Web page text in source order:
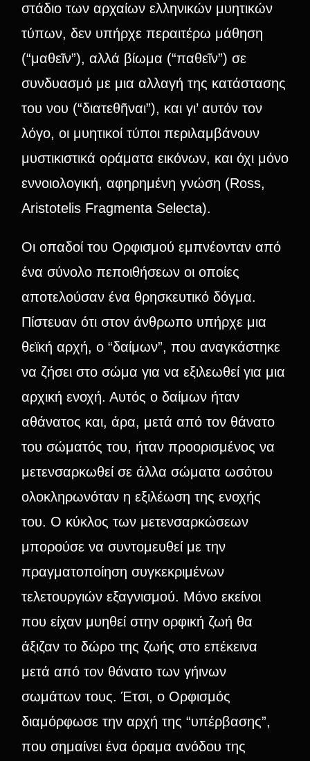
στάδιο των αρχαίων ελληνικών μυητικών
τύπων, δεν υπήρχε περαιτέρω μάθηση
(“μαθεῖν”), αλλά βίωμα (“παθεῖν”) σε
συνδυασμό με μια αλλαγή της κατάστασης
του νου (“διατεθῆναι”), και γι’ αυτόν τον
λόγο, οι μυητικοί τύποι περιλαμβάνουν
μυστικιστικά οράματα εικόνων, και όχι μόνο
εννοιολογική, αφηρημένη γνώση (Ross,
Aristotelis Fragmenta Selecta).
Οι οπαδοί του Ορφισμού εμπνέονταν από
ένα σύνολο πεποιθήσεων οι οποίες
αποτελούσαν ένα θρησκευτικό δόγμα.
Πίστευαν ότι στον άνθρωπο υπήρχε μια
θεϊκή αρχή, ο “δαίμων”, που αναγκάστηκε
να ζήσει στο σώμα για να εξιλεωθεί για μια
αρχική ενοχή. Αυτός ο δαίμων ήταν
αθάνατος και, άρα, μετά από τον θάνατο
του σώματός του, ήταν προορισμένος να
μετενσαρκωθεί σε άλλα σώματα ωσότου
ολοκληρωνόταν η εξιλέωση της ενοχής
του. Ο κύκλος των μετενσαρκώσεων
μπορούσε να συντομευθεί με την
πραγματοποίηση συγκεκριμένων
τελετουργιών εξαγνισμού. Μόνο εκείνοι
που είχαν μυηθεί στην ορφική ζωή θα
άξιζαν το δώρο της ζωής στο επέκεινα
μετά από τον θάνατο των γήινων
σωμάτων τους. Έτσι, ο Ορφισμός
διαμόρφωσε την αρχή της “υπέρβασης”,
που σημαίνει ένα όραμα ανόδου της